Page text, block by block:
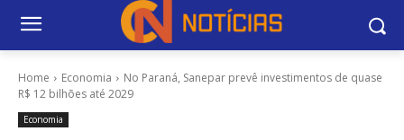
Home Economia
No Paraná, Sanepar prevê investimentos de quase
R$ 12 bilhões até 2029
Economia